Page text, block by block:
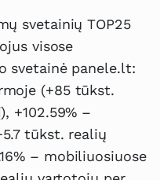
svetainių TOP25
visose
svetainė panele.lt:
(+85 tūkst.
+102.59% –
tūkst. realių
– mobiliuosiuose